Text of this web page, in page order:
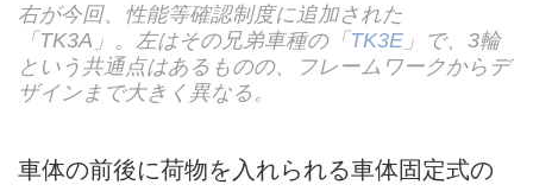
右が今回、性能等確認制度に追加された
「TK3A」。左はその兄弟車種の「TK3E 」で、3輪
という共通点はあるものの、フレームワークからデ
ザインまで大きく異なる。
車体の前後に荷物を入れられる車体固定式の